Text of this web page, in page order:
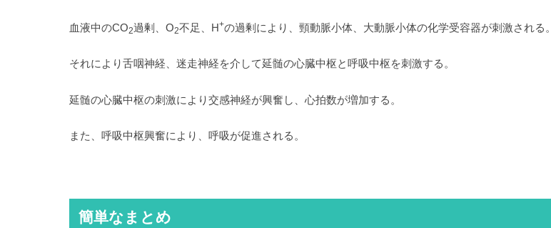
血液中のCO2過剰、O2不足、H+の過剰により、頸動脈小体、大動脈小体の化学受容器が刺激される。
それにより舌咽神経、迷走神経を介して延髄の心臓中枢と呼吸中枢を刺激する。
延髄の心臓中枢の刺激により交感神経が興奮し、心拍数が増加する。
また、呼吸中枢興奮により、呼吸が促進される。
簡単なまとめ